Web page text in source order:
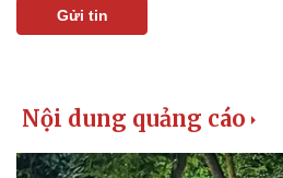
Gửi tin